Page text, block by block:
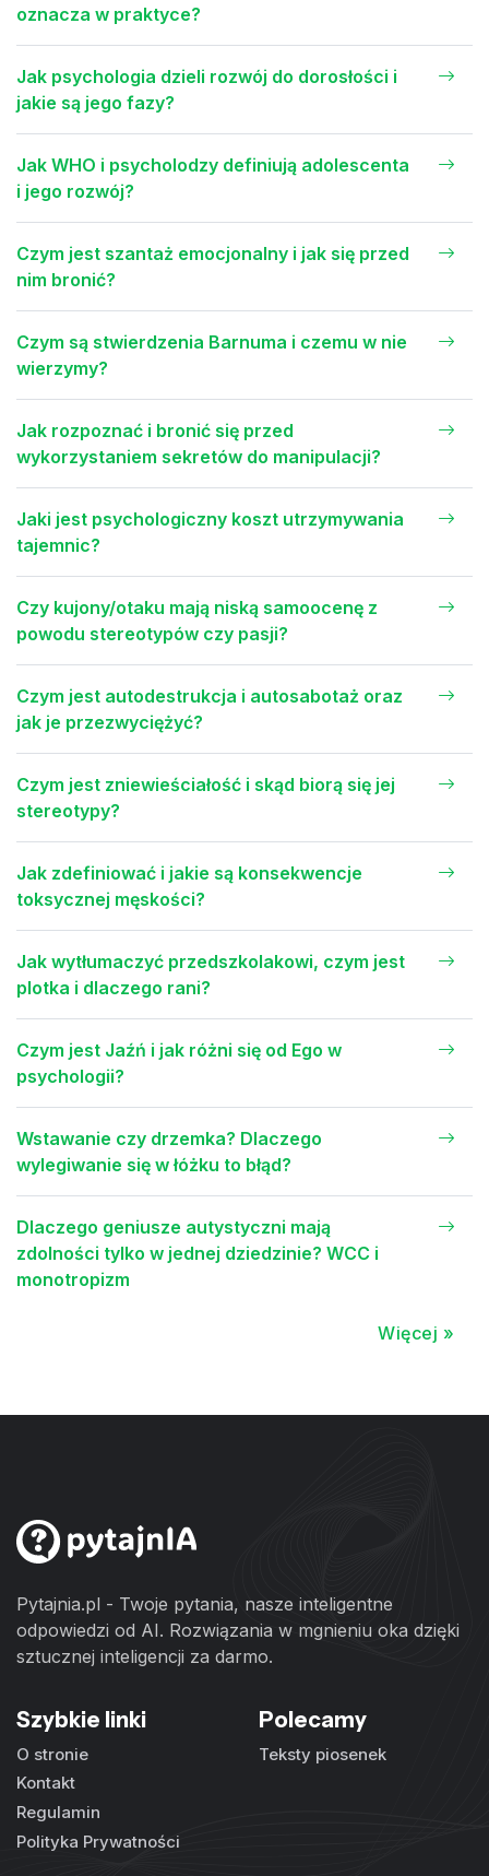
oznacza w praktyce?
Jak psychologia dzieli rozwój do dorosłości i
jakie są jego fazy?
Jak WHO i psycholodzy definiują adolescenta
i jego rozwój?
Czym jest szantaż emocjonalny i jak się przed
nim bronić?
Czym są stwierdzenia Barnuma i czemu w nie
wierzymy?
Jak rozpoznać i bronić się przed
wykorzystaniem sekretów do manipulacji?
Jaki jest psychologiczny koszt utrzymywania
tajemnic?
Czy kujony/otaku mają niską samoocenę z
powodu stereotypów czy pasji?
Czym jest autodestrukcja i autosabotaż oraz
jak je przezwyciężyć?
Czym jest zniewieściałość i skąd biorą się jej
stereotypy?
Jak zdefiniować i jakie są konsekwencje
toksycznej męskości?
Jak wytłumaczyć przedszkolakowi, czym jest
plotka i dlaczego rani?
Czym jest Jaźń i jak różni się od Ego w
psychologii?
Wstawanie czy drzemka? Dlaczego
wylegiwanie się w łóżku to błąd?
Dlaczego geniusze autystyczni mają
zdolności tylko w jednej dziedzinie? WCC i
monotropizm
Więcej »
Pytajnia.pl - Twoje pytania, nasze inteligentne
odpowiedzi od AI. Rozwiązania w mgnieniu oka dzięki
sztucznej inteligencji za darmo.
Szybkie linki
O stronie
Kontakt
Regulamin
Polityka Prywatności
Polecamy
Teksty piosenek